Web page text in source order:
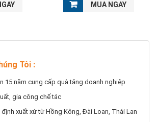
MUA NGAY
Tôi :
15 năm cung cấp quà tặng doanh nghiệp
gia công chế tác
xuất xứ từ Hồng Kông, Đài Loan, Thái Lan